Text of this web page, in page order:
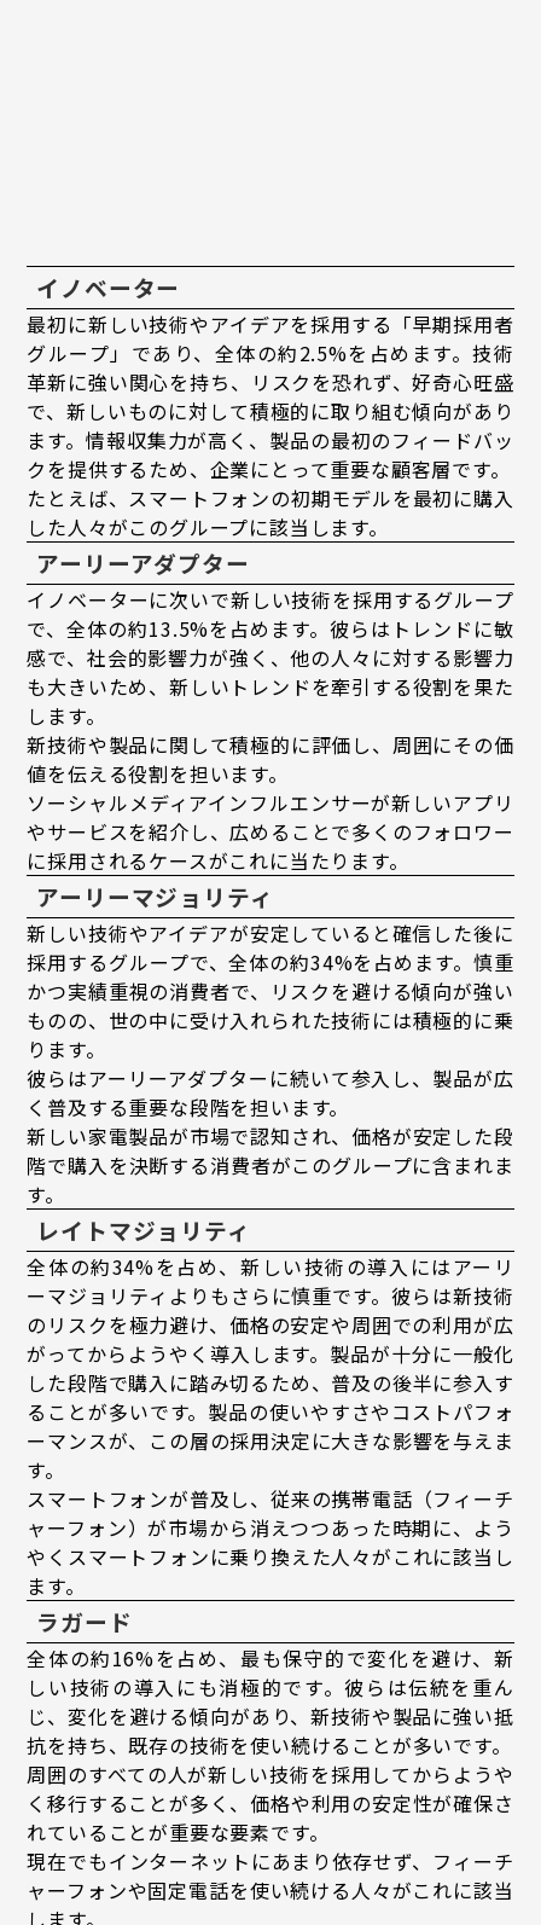
イノベーター
最初に新しい技術やアイデアを採用する「早期採用者
グループ」であり、全体の約2.5%を占めます。技術
革新に強い関心を持ち、リスクを恐れず、好奇心旺盛
で、新しいものに対して積極的に取り組む傾向があり
ます。情報収集力が高く、製品の最初のフィードバッ
クを提供するため、企業にとって重要な顧客層です。
たとえば、スマートフォンの初期モデルを最初に購入
した人々がこのグループに該当します。
アーリーアダプター
イノベーターに次いで新しい技術を採用するグループ
で、全体の約13.5%を占めます。彼らはトレンドに敏
感で、社会的影響力が強く、他の人々に対する影響力
も大きいため、新しいトレンドを牽引する役割を果た
します。
新技術や製品に関して積極的に評価し、周囲にその価
値を伝える役割を担います。
ソーシャルメディアインフルエンサーが新しいアプリ
やサービスを紹介し、広めることで多くのフォロワー
に採用されるケースがこれに当たります。
アーリーマジョリティ
新しい技術やアイデアが安定していると確信した後に
採用するグループで、全体の約34%を占めます。慎重
かつ実績重視の消費者で、リスクを避ける傾向が強い
ものの、世の中に受け入れられた技術には積極的に乗
ります。
彼らはアーリーアダプターに続いて参入し、製品が広
く普及する重要な段階を担います。
新しい家電製品が市場で認知され、価格が安定した段
階で購入を決断する消費者がこのグループに含まれま
す。
レイトマジョリティ
全体の約34%を占め、新しい技術の導入にはアーリ
ーマジョリティよりもさらに慎重です。彼らは新技術
のリスクを極力避け、価格の安定や周囲での利用が広
がってからようやく導入します。製品が十分に一般化
した段階で購入に踏み切るため、普及の後半に参入す
ることが多いです。製品の使いやすさやコストパフォ
ーマンスが、この層の採用決定に大きな影響を与えま
す。
スマートフォンが普及し、従来の携帯電話（フィーチ
ャーフォン）が市場から消えつつあった時期に、よう
やくスマートフォンに乗り換えた人々がこれに該当し
ます。
ラガード
全体の約16%を占め、最も保守的で変化を避け、新
しい技術の導入にも消極的です。彼らは伝統を重ん
じ、変化を避ける傾向があり、新技術や製品に強い抵
抗を持ち、既存の技術を使い続けることが多いです。
周囲のすべての人が新しい技術を採用してからようや
く移行することが多く、価格や利用の安定性が確保さ
れていることが重要な要素です。
現在でもインターネットにあまり依存せず、フィーチ
ャーフォンや固定電話を使い続ける人々がこれに該当
します。